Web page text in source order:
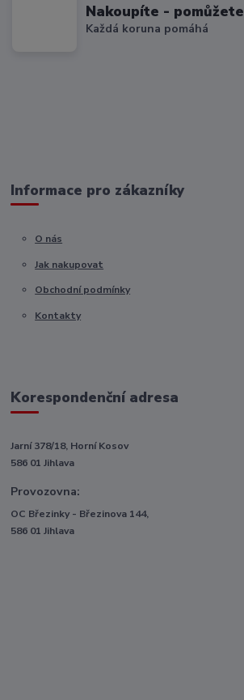
Nakoupíte - pomůžete
Každá koruna pomáhá
Informace pro zákazníky
O nás
Jak nakupovat
Obchodní podmínky
Kontakty
Korespondenční adresa
Jarní 378/18, Horní Kosov
586 01 Jihlava
Provozovna:
OC Březinky - Březinova 144,
586 01 Jihlava